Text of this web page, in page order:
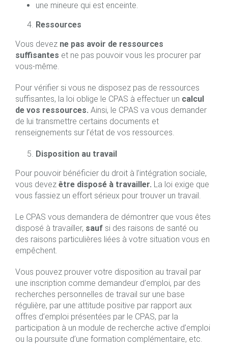
une mineure qui est enceinte.
Ressources
Vous devezne pas avoir de ressources
suffisantes et ne pas pouvoir vous les procurer par
vous-même.
Pour vérifier si vous ne disposez pas de ressources
suffisantes, la loi oblige le CPAS à effectuer un calcul
de vos ressources. Ainsi, le CPAS va vous demander
de lui transmettre certains documents et
renseignements sur l’état de vos ressources.
Disposition au travail
Pour pouvoir bénéficier du droit à l’intégration sociale,
vous devez être disposé à travailler. La loi exige que
vous fassiez un effort sérieux pour trouver un travail.
Le CPAS vous demandera de démontrer que vous êtes
disposé à travailler, saufsi des raisons de santé ou
des raisons particulières liées à votre situation vous en
empêchent.
Vous pouvez prouver votre disposition au travail par
une inscription comme demandeur d’emploi, par des
recherches personnelles de travail sur une base
régulière, par une attitude positive par rapport aux
offres d’emploi présentées par le CPAS, par la
participation à un module de recherche active d’emploi
ou la poursuite d’une formation complémentaire, etc.